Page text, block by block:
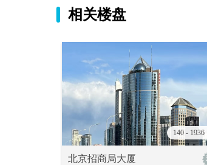
相关楼盘
140 - 1936
北京招商局大厦